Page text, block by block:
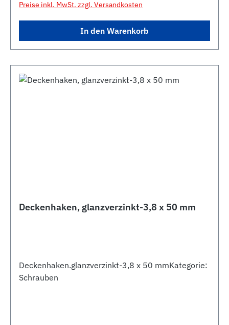
Preise inkl. MwSt. zzgl. Versandkosten
In den Warenkorb
Deckenhaken, glanzverzinkt-3,8 x 50 mm
Deckenhaken.glanzverzinkt-3,8 x 50 mmKategorie:
Schrauben